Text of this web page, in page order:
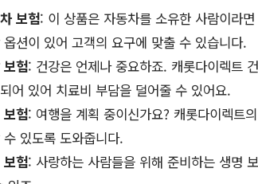
보험: 이 상품은 자동차를 소유한 사람이라
옵션이 있어 고객의 요구에 맞출 수 있습니다.
보험: 건강은 언제나 중요하죠. 캐롯다이렉트
어 있어 치료비 부담을 덜어줄 수 있어요.
보험: 여행을 계획 중이신가요? 캐롯다이렉트
수 있도록 도와줍니다.
보험: 사랑하는 사람들을 위해 준비하는 생명